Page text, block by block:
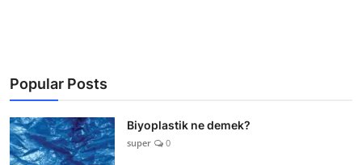
Popular Posts
Biyoplastik ne demek?
super 0